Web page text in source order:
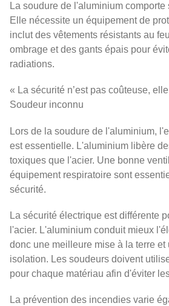
La soudure de l'aluminium comporte
Elle nécessite un équipement de
inclut des vêtements résistants au
ombrage et des gants épais pour
radiations.
« La sécurité n’est pas coûteuse,
Soudeur inconnu
Lors de la soudure de l'aluminium,
est essentielle. L'aluminium libère
toxiques que l'acier. Une bonne
équipement respiratoire sont
sécurité.
La sécurité électrique est différente
l'acier. L'aluminium conduit mieux
donc une meilleure mise à la terre et
isolation. Les soudeurs doivent
pour chaque matériau afin d'éviter
La prévention des incendies varie